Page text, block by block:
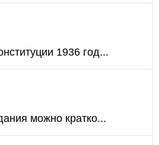
1936 год...
можно кратко...